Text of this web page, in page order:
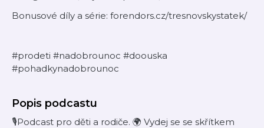
Bonusové díly a série: forendors.cz/tresnovskystatek/
#prodeti #nadobrounoc #doouska
#pohadkynadobrounoc
Popis podcastu
🎙Podcast pro děti a rodiče. 🌍 Vydej se se skřítkem